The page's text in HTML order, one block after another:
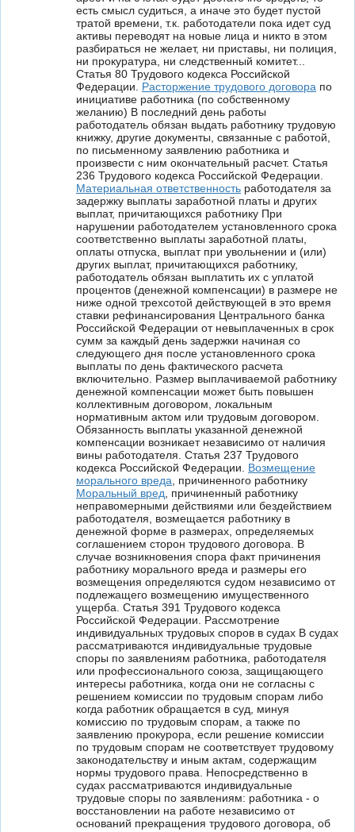
есть смысл судиться, а иначе это будет пустой
тратой времени, т.к. работодатели пока идет суд
активы переводят на новые лица и никто в этом
разбираться не желает, ни приставы, ни полиция,
ни прокуратура, ни следственный комитет...
Статья 80 Трудового кодекса Российской
Федерации. Расторжение трудового договора по
инициативе работника (по собственному
желанию) В последний день работы
работодатель обязан выдать работнику трудовую
книжку, другие документы, связанные с работой,
по письменному заявлению работника и
произвести с ним окончательный расчет. Статья
236 Трудового кодекса Российской Федерации.
Материальная ответственность работодателя за
задержку выплаты заработной платы и других
выплат, причитающихся работнику При
нарушении работодателем установленного срока
соответственно выплаты заработной платы,
оплаты отпуска, выплат при увольнении и (или)
других выплат, причитающихся работнику,
работодатель обязан выплатить их с уплатой
процентов (денежной компенсации) в размере не
ниже одной трехсотой действующей в это время
ставки рефинансирования Центрального банка
Российской Федерации от невыплаченных в срок
сумм за каждый день задержки начиная со
следующего дня после установленного срока
выплаты по день фактического расчета
включительно. Размер выплачиваемой работнику
денежной компенсации может быть повышен
коллективным договором, локальным
нормативным актом или трудовым договором.
Обязанность выплаты указанной денежной
компенсации возникает независимо от наличия
вины работодателя. Статья 237 Трудового
кодекса Российской Федерации. Возмещение
морального вреда , причиненного работнику
Моральный вред , причиненный работнику
неправомерными действиями или бездействием
работодателя, возмещается работнику в
денежной форме в размерах, определяемых
соглашением сторон трудового договора. В
случае возникновения спора факт причинения
работнику морального вреда и размеры его
возмещения определяются судом независимо от
подлежащего возмещению имущественного
ущерба. Статья 391 Трудового кодекса
Российской Федерации. Рассмотрение
индивидуальных трудовых споров в судах В судах
рассматриваются индивидуальные трудовые
споры по заявлениям работника, работодателя
или профессионального союза, защищающего
интересы работника, когда они не согласны с
решением комиссии по трудовым спорам либо
когда работник обращается в суд, минуя
комиссию по трудовым спорам, а также по
заявлению прокурора, если решение комиссии
по трудовым спорам не соответствует трудовому
законодательству и иным актам, содержащим
нормы трудового права. Непосредственно в
судах рассматриваются индивидуальные
трудовые споры по заявлениям: работника - о
восстановлении на работе независимо от
оснований прекращения трудового договора, об